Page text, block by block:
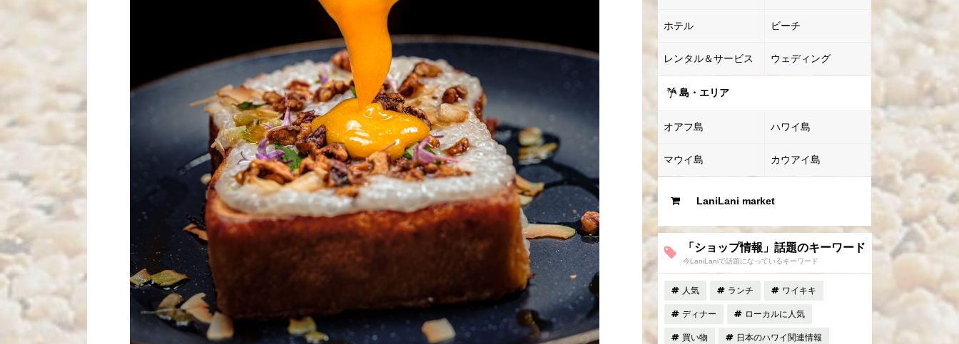
ホテル ビーチ
レンタル＆サービス ウェディング
島・エリア
オアフ島 ハワイ島
マウイ島 カウアイ島
LaniLani market
「ショップ情報」話題のキーワード
今LaniLaniで話題になっているキーワード
人気 ランチ ワイキキ
ディナー ローカルに人気
買い物 日本のハワイ関連情報